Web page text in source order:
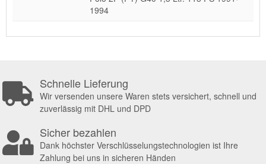
1994
Schnelle Lieferung
Wir versenden unsere Waren stets versichert, schnell und
zuverlässig mit DHL und DPD
Sicher bezahlen
Dank höchster Verschlüsselungstechnologien ist Ihre
Zahlung bei uns in sicheren Händen